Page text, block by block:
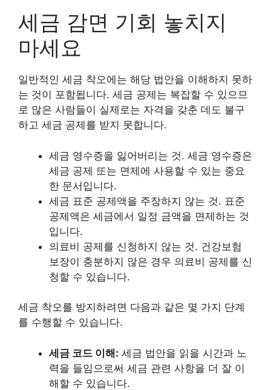
세금 감면 기회 놓치지
마세요
일반적인 세금 착오에는 해당 법안을 이해하지 못하
는 것이 포함됩니다. 세금 공제는 복잡할 수 있으므
로 많은 사람들이 실제로는 자격을 갖춘 데도 불구
하고 세금 공제를 받지 못합니다.
세금 영수증을 잃어버리는 것. 세금 영수증은
세금 공제 또는 면제에 사용할 수 있는 중요
한 문서입니다.
세금 표준 공제액을 주장하지 않는 것. 표준
공제액은 세금에서 일정 금액을 면제하는 것
입니다.
의료비 공제를 신청하지 않는 것. 건강보험
보장이 충분하지 않은 경우 의료비 공제를 신
청할 수 있습니다.
세금 착오를 방지하려면 다음과 같은 몇 가지 단계
를 수행할 수 있습니다.
세금 코드 이해: 세금 법안을 읽을 시간과 노
력을 들임으로써 세금 관련 사항을 더 잘 이
해할 수 있습니다.